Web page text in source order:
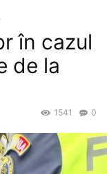
în cazul
de la
0
1541